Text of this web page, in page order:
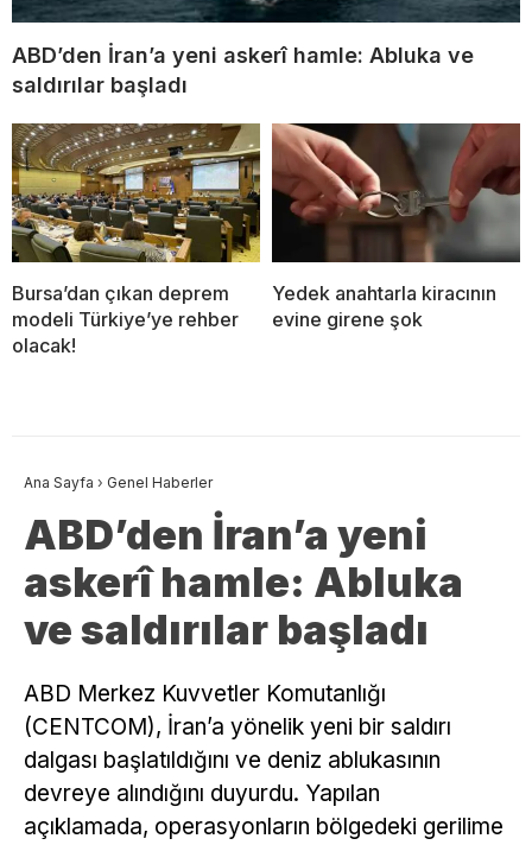
ABD’den İran’a yeni askerî hamle: Abluka ve
saldırılar başladı
Bursa’dan çıkan deprem
modeli Türkiye’ye rehber
olacak!
Yedek anahtarla kiracının
evine girene şok
Ana Sayfa › Genel Haberler
ABD’den İran’a yeni
askerî hamle: Abluka
ve saldırılar başladı
ABD Merkez Kuvvetler Komutanlığı
(CENTCOM), İran’a yönelik yeni bir saldırı
dalgası başlatıldığını ve deniz ablukasının
devreye alındığını duyurdu. Yapılan
açıklamada, operasyonların bölgedeki gerilime